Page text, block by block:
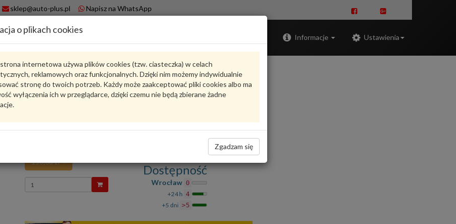
sklep@auto-plus.pl Napisz na WhatsApp
Informacje Ustawienia
o plikach cookies
internetowa używa plików cookies (tzw. ciasteczka) w celach
reklamowych oraz funkcjonalnych. Dzięki nim możemy indywidualnie
stronę do twoich potrzeb. Każdy może zaakceptować pliki cookies albo ma
wyłączenia ich w przeglądarce, dzięki czemu nie będą zbierane żadne
Zgadzam się
Karta produktu
VAG - produkt oryginalny VW AUDI SEAT SKODA
158,63 zł
Wprowadź
ilość
Dostępność
Wrocław 0
+24 h 4
+5 dni >5